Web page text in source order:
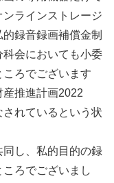
ラインストレージ
録音録画補償金制
会においても小委
ろでございます
推進計画2022
れているという状
し、私的目的の録
ろでございまし